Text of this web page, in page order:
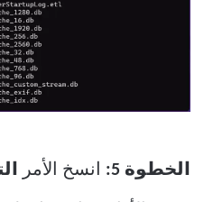
الخطوة 5: انسخ الأمر